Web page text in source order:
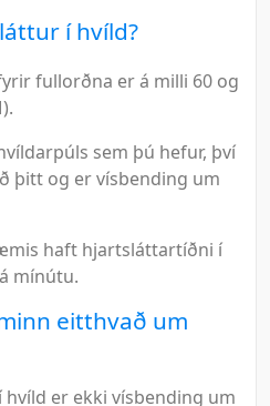
í hvíld?
fullorðna er á milli 60 og
sem þú hefur, því
þitt og er vísbending um
haft hjartsláttartíðni í
mínútu.
eitthvað um
er ekki vísbending um